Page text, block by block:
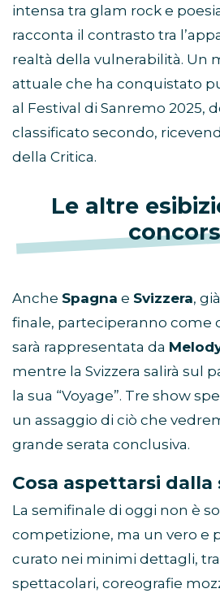
intensa tra glam rock e
racconta il contrasto tra
realtà della vulnerabilità. Un
attuale che ha conquistato
al Festival di Sanremo 2025,
classificato secondo,
della Critica.
Le altre
Anche Spagna e Svizzera,
finale, parteciperanno come
sarà rappresentata da
mentre la Svizzera salirà sul
la sua “Voyage”. Tre show
un assaggio di ciò che
grande serata conclusiva.
Cosa aspettarsi dalla
La semifinale di oggi non è
competizione, ma un vero e
curato nei minimi dettagli,
spettacolari, coreografie